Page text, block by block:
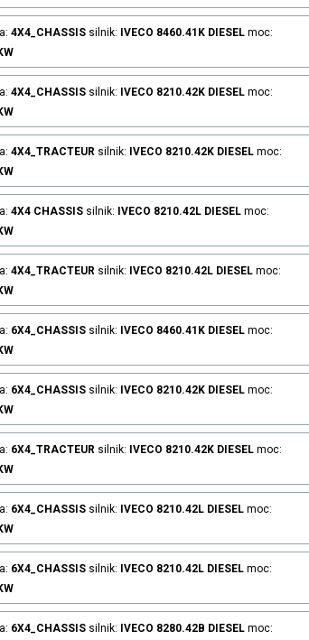
4X4_CHASSIS silnik: IVECO 8460.41K DIESEL moc:
4X4_CHASSIS silnik: IVECO 8210.42K DIESEL moc:
4X4_TRACTEUR silnik: IVECO 8210.42K DIESEL moc:
4X4 CHASSIS silnik: IVECO 8210.42L DIESEL moc:
4X4_TRACTEUR silnik: IVECO 8210.42L DIESEL moc:
6X4_CHASSIS silnik: IVECO 8460.41K DIESEL moc:
6X4_CHASSIS silnik: IVECO 8210.42K DIESEL moc:
6X4_TRACTEUR silnik: IVECO 8210.42K DIESEL moc:
6X4_CHASSIS silnik: IVECO 8210.42L DIESEL moc:
6X4_CHASSIS silnik: IVECO 8210.42L DIESEL moc:
6X4_CHASSIS silnik: IVECO 8280.42B DIESEL moc: